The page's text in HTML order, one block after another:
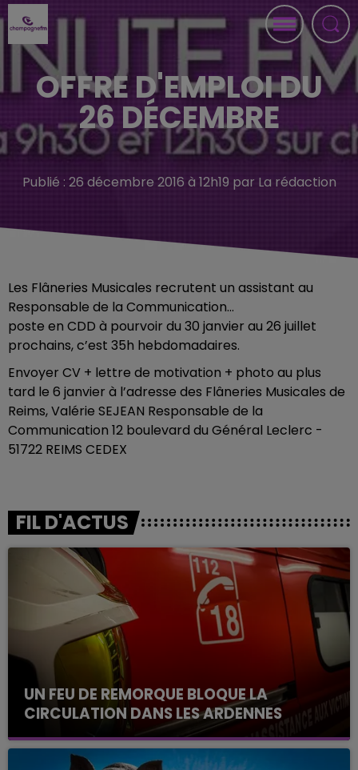
OFFRE D'EMPLOI DU
26 DÉCEMBRE
Publié : 26 décembre 2016 à 12h19 par La rédaction
Les Flâneries Musicales recrutent un assistant au
Responsable de la Communication…
poste en CDD à pourvoir du 30 janvier au 26 juillet
prochains, c’est 35h hebdomadaires.
Envoyer CV + lettre de motivation + photo au plus
tard le 6 janvier à l’adresse des Flâneries Musicales de
Reims, Valérie SEJEAN Responsable de la
Communication 12 boulevard du Général Leclerc -
51722 REIMS CEDEX
FIL D'ACTUS
UN FEU DE REMORQUE BLOQUE LA
CIRCULATION DANS LES ARDENNES
Un feu de remorque s'est déclaré ce mercredi en
fin de matinée sur l'A34.